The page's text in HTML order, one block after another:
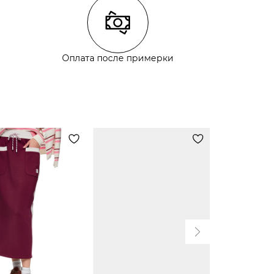
Оплата после примерки